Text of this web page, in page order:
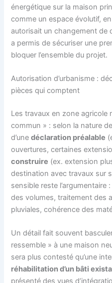
énergétique sur la maison
comme un espace évolutif,
autorisait un changement de
a permis de sécuriser une
bloquer l’ensemble du projet.
Autorisation d’urbanisme :
pièces qui comptent
Les travaux en zone
commun » : selon la nature
d’unedéclaration préalable
ouvertures, certaines
construire (ex. extension
destination avec travaux sur
sensible reste
des volumes, traitement des
pluviales, cohérence des
Un détail fait souvent
ressemble » à une maison
sera plus contesté qu’une
réhabilitation d’un bâti
présenté des vues